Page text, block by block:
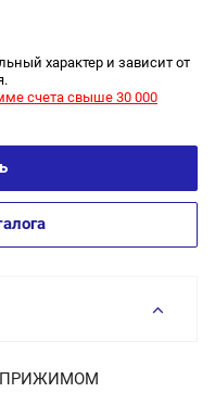
характер и зависит от
счета свыше 30 000
ПРИЖИМОМ